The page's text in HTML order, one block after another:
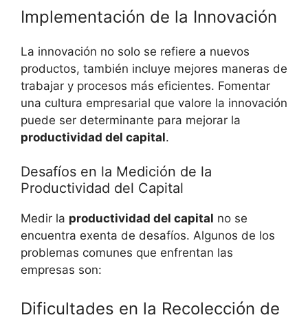
Implementación de la Innovación
La innovación no solo se refiere a nuevos
productos, también incluye mejores maneras de
trabajar y procesos más eficientes. Fomentar
una cultura empresarial que valore la innovación
puede ser determinante para mejorar la
productividad del capital.
Desafíos en la Medición de la
Productividad del Capital
Medir la productividad del capital no se
encuentra exenta de desafíos. Algunos de los
problemas comunes que enfrentan las
empresas son:
Dificultades en la Recolección de